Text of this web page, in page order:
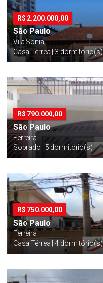
R$ 2.200.000,00
São Paulo
Vila Sônia
Casa Térrea | 3 dormitório(s)
R$ 790.000,00
São Paulo
Ferreira
Sobrado | 5 dormitório(s)
R$ 750.000,00
São Paulo
Ferreira
Casa Térrea | 4 dormitório(s)